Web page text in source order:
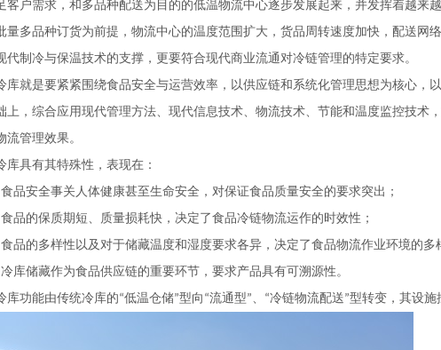
客户需求，和多品种配送为目的的低温物流中心逐步发展起来，并发挥着越来
量多品种订货为前提，物流中心的温度范围扩大，货品周转速度加快，配送网
代制冷与保温技术的支撑，更要符合现代商业流通对冷链管理的特定要求。
库就是要紧紧围绕食品安全与运营效率，以供应链和系统化管理思想为核心，
上，综合应用现代管理方法、现代信息技术、物流技术、节能和温度监控技术
流管理效果。
库具有其特殊性，表现在：
品安全事关人体健康甚至生命安全，对保证食品质量安全的要求突出；
品的保质期短、质量损耗快，决定了食品冷链物流运作的时效性；
品的多样性以及对于储藏温度和湿度要求各异，决定了食品物流作业环境的多
库储藏作为食品供应链的重要环节，要求产品具有可溯源性。
库功能由传统冷库的“低温仓储”型向 “流通型”、 “冷链物流配送”型转变，其设施